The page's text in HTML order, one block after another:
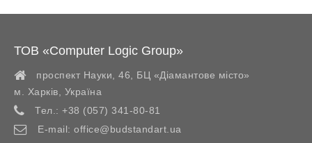
ТОВ «Computer Logic Group»
проспект Науки, 46, БЦ «Діамантове місто»
м. Харків
Україна
Тел.: +38 (057) 341-80-81
E-mail: office@budstandart.ua